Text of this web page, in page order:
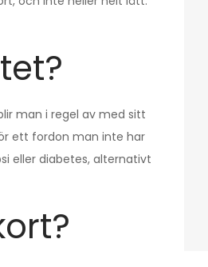
man i regel av med sitt
ett fordon man inte har
eller diabetes, alternativt